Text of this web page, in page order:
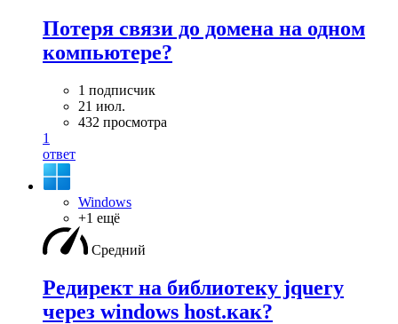
Потеря связи до домена на одном
компьютере?
1 подписчик
21 июл.
432 просмотра
1
ответ
Windows
+1 ещё
Средний
Редирект на библиотеку jquery
через windows host.как?